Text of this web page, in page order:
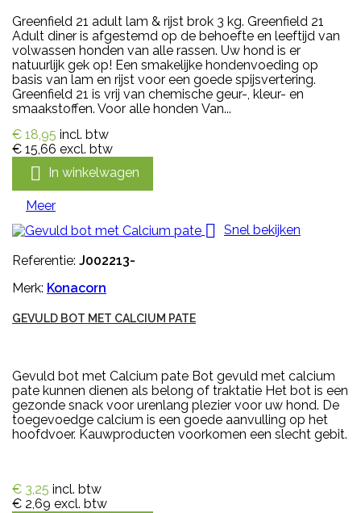
Greenfield 21 adult lam & rijst brok 3 kg. Greenfield 21
Adult diner is afgestemd op de behoefte en leeftijd van
volwassen honden van alle rassen. Uw hond is er
natuurlijk gek op! Een smakelijke hondenvoeding op
basis van lam en rijst voor een goede spijsvertering.
Greenfield 21 is vrij van chemische geur-, kleur- en
smaakstoffen. Voor alle honden Van...
€ 18,95 incl. btw
€ 15,66 excl. btw
 In winkelwagen
Meer
 Snel bekijken
Referentie: J002213-
Merk: Konacorn
GEVULD BOT MET CALCIUM PATE
Gevuld bot met Calcium pate Bot gevuld met calcium
pate kunnen dienen als belong of traktatie Het bot is een
gezonde snack voor urenlang plezier voor uw hond. De
toegevoedge calcium is een goede aanvulling op het
hoofdvoer. Kauwproducten voorkomen een slecht gebit.
€ 3,25 incl. btw
€ 2,69 excl. btw